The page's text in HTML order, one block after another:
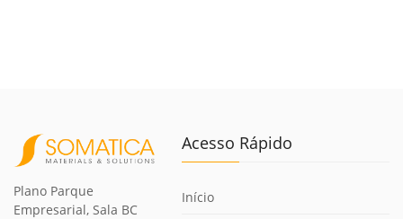
Plano Parque
Empresarial, Sala BC
Acesso Rápido
Início